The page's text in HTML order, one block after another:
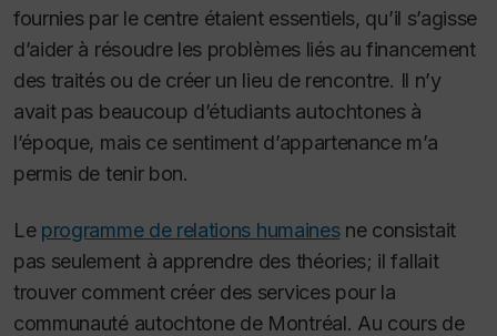
fournies par le centre étaient essentiels, qu’il s’agisse
d’aider à résoudre les problèmes liés au financement
des traités ou de créer un lieu de rencontre. Il n’y
avait pas beaucoup d’étudiants autochtones à
l’époque, mais ce sentiment d’appartenance m’a
permis de tenir bon.
Le programme de relations humainesne consistait
pas seulement à apprendre des théories; il fallait
trouver comment créer des services pour la
communauté autochtone de Montréal. Au cours de